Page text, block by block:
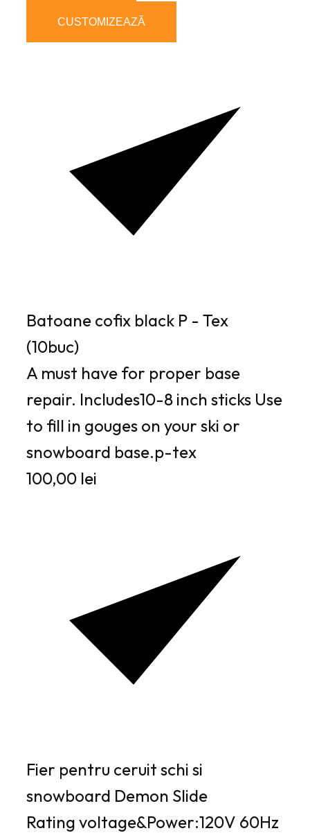
CUSTOMIZEAZĂ
Batoane cofix black P - Tex
(10buc)
A must have for proper base
repair. Includes10-8 inch sticks Use
to fill in gouges on your ski or
snowboard base.p-tex
100,00 lei
Fier pentru ceruit schi si
snowboard Demon Slide
Rating voltage&Power:120V 60Hz